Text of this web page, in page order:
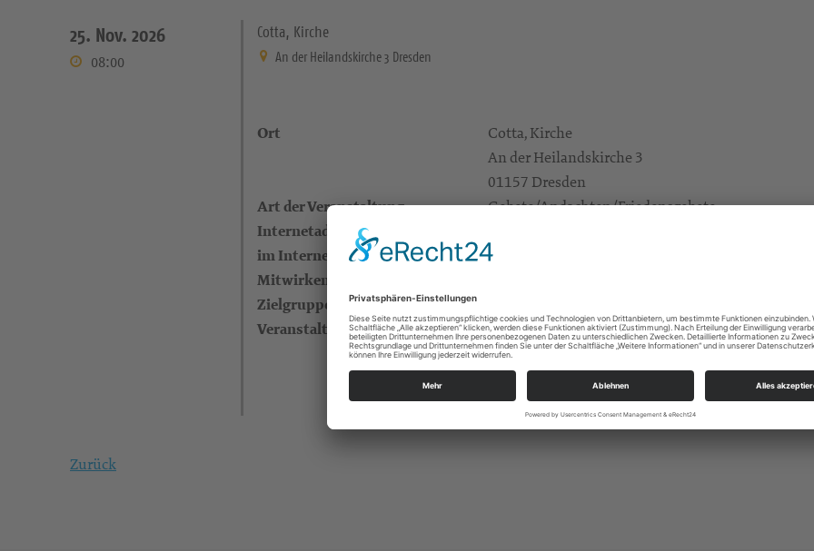
25. Nov. 2026
08:00
Cotta, Kirche
An der Heilandskirche 3 Dresden
Ort
Cotta, Kirche
An der Heilandskirche 3
01157 Dresden
Art der Veranstaltung Gebete/Andachten/Friedensgebete
Internetadresse (eigene Infos
im Internet)
https://landing.churchdesk.com/de/e/
Mitwirkende
Zielgruppe
Veranstalter KSP Dresden West
An der Heilandskirche 3
01157 Dresden
ksp.dresden_west@evlks.de
Zurück